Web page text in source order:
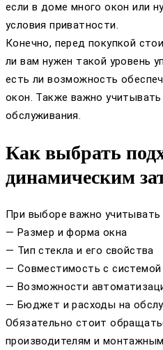
если в доме много окон или
условия приватности.
Конечно, перед покупкой
ли вам нужен такой уровень
есть ли возможность
окон. Также важно
обслуживания.
Как выбрать
динамическим
При выборе важно
— Размер и форма окна
— Тип стекла и его свойства
— Совместимость с
— Возможности
— Бюджет и расходы на
Обязательно стоит
производителям и